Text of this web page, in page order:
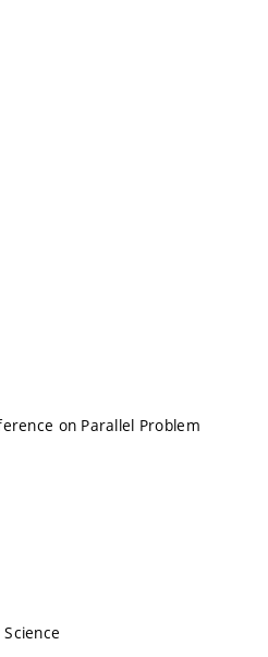
on Parallel Problem